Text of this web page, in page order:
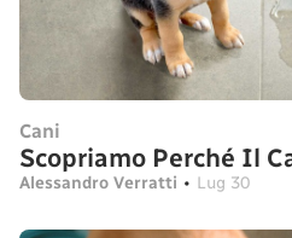
Cani
Scopriamo Perché Il
Alessandro Verratti • Lug 30